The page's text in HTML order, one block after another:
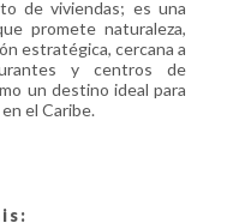
de viviendas; es una
promete naturaleza,
estratégica, cercana a
y centros de
un destino ideal para
el Caribe.